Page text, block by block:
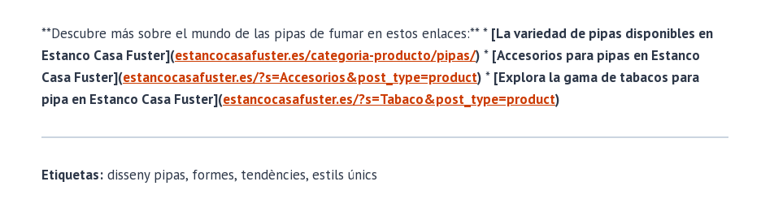
**Descubre más sobre el mundo de las pipas de fumar en estos enlaces:** * [La variedad de pipas disponibles en
Estanco Casa Fuster](estancocasafuster.es/categoria-producto/pipas/) * [Accesorios para pipas en Estanco
Casa Fuster](estancocasafuster.es/?s=Accesorios&post_type=product) * [Explora la gama de tabacos para
pipa en Estanco Casa Fuster](estancocasafuster.es/?s=Tabaco&post_type=product)
Etiquetas: disseny pipas, formes, tendències, estils únics